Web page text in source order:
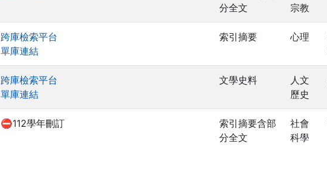
分全文
宗教
跨庫檢索平台
單庫連結
索引摘要 心理
跨庫檢索平台
單庫連結
文學史料
人文
歷史
⛔112學年刪訂
索引摘要含部
分全文
社會
科學